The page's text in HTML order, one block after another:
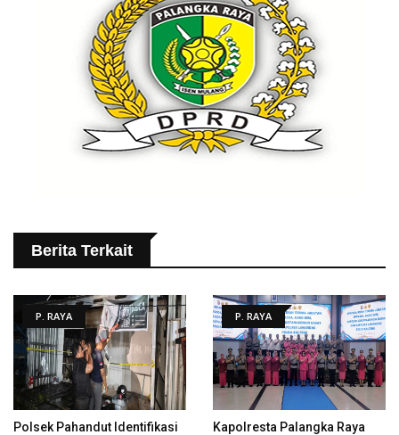
Berita Terkait
P. RAYA
Polsek Pahandut Identifikasi
P. RAYA
Kapolresta Palangka Raya